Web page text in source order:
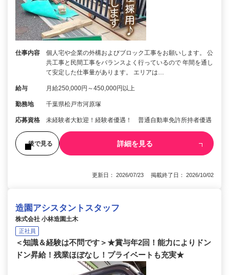
仕事内容
個人宅や企業の外構およびブロック工事をお願いします。 公
共工事と民間工事をバランスよく行っているので 年間を通し
て安定した仕事量があります。 エリアは…
給与 月給250,000円～450,000円以上
勤務地 千葉県松戸市河原塚
応募資格 未経験者大歓迎！経験者優遇！ 普通自動車免許所持者優遇
後で見る 詳細を見る
更新日： 2026/07/23 掲載終了日： 2026/10/02
造園アシスタントスタッフ
株式会社 小林造園土木
正社員
＜知識＆経験は不問です＞★賞与年2回！能力によりドン
ドン昇給！残業ほぼなし！プライベートも充実★